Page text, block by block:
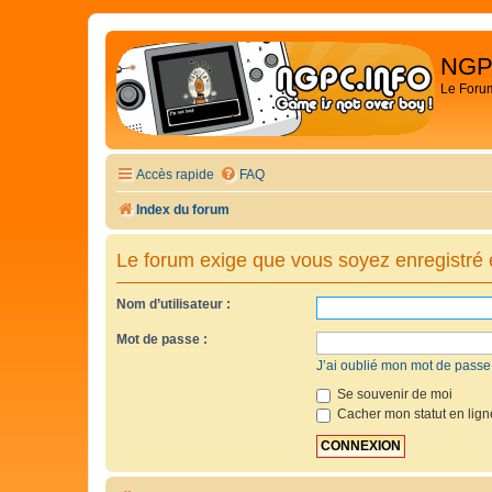
Le
Accès rapide FAQ
Index du forum
Le forum exige que vous soyez
Nom d’utilisateur :
Mot de passe :
J’ai oublié mon mot de passe
Se souvenir de moi
Cacher mon statut en